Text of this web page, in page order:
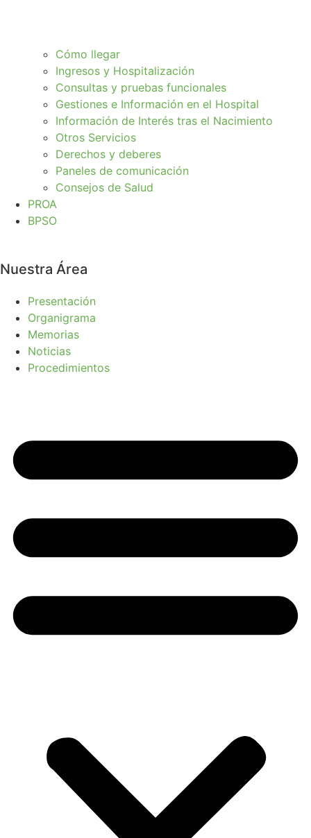
Cómo llegar
Ingresos y Hospitalización
Consultas y pruebas funcionales
Gestiones e Información en el Hospital
Información de Interés tras el Nacimiento
Otros Servicios
Derechos y deberes
Paneles de comunicación
Consejos de Salud
PROA
BPSO
Nuestra Área
Presentación
Organigrama
Memorias
Noticias
Procedimientos